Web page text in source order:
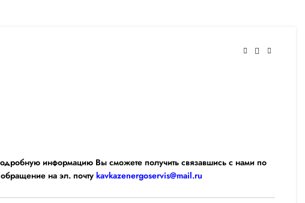
информацию Вы сможете получить связавшись с нами по
на эл. почту kavkazenergoservis@mail.ru